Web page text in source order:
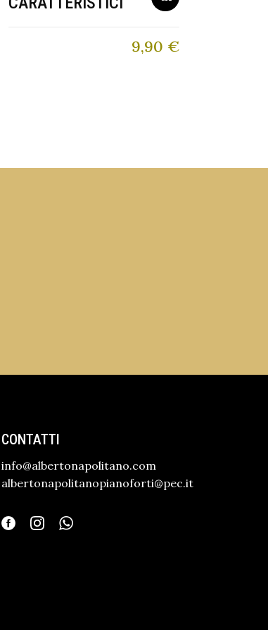
9,90 €
CONTATTI
info@albertonapolitano.com
albertonapolitanopianoforti@pec.it